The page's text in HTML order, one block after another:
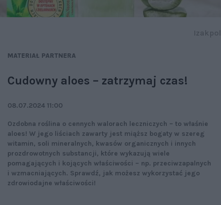
MATERIAŁ PARTNERA
Cudowny aloes – zatrzymaj czas!
08.07.2024 11:00
Ozdobna roślina o cennych walorach leczniczych – to właśnie
aloes! W jego liściach zawarty jest miąższ bogaty w szereg
witamin, soli mineralnych, kwasów organicznych i innych
prozdrowotnych substancji, które wykazują wiele
pomagających i kojących właściwości – np. przeciwzapalnych
i wzmacniających. Sprawdź, jak możesz wykorzystać jego
zdrowiodajne właściwości!